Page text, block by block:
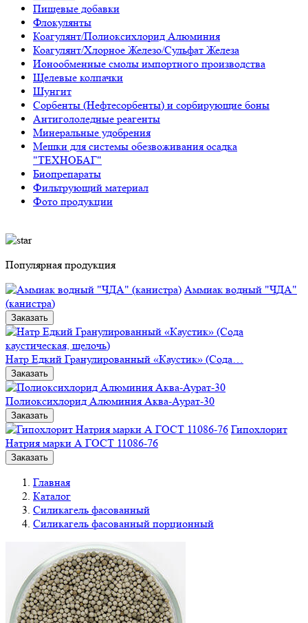
Пищевые добавки
Флокулянты
Коагулянт/Полиоксихлорид Алюминия
Коагулянт/Хлорное Железо/Сульфат Железа
Ионообменные смолы импортного производства
Щелевые колпачки
Шунгит
Сорбенты (Нефтесорбенты) и сорбирующие боны
Антигололедные реагенты
Минеральные удобрения
Мешки для системы обезвоживания осадка
"ТЕХНОБАГ"
Биопрепараты
Фильтрующий материал
Фото продукции
Популярная продукция
Аммиак водный "ЧДА"
(канистра)
Заказать
Натр Едкий Гранулированный «Каустик» (Сода…
Заказать
Полиоксихлорид Алюминия Аква-Аурат-30
Заказать
Гипохлорит
Натрия марки А ГОСТ 11086-76
Заказать
Главная
Каталог
Силикагель фасованный
Силикагель фасованный порционный